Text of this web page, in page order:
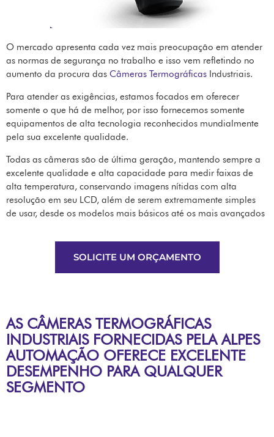
O mercado apresenta cada vez mais preocupação em atender
as normas de segurança no trabalho e isso vem refletindo no
aumento da procura das Câmeras Termográficas Industriais.
Para atender as exigências, estamos focados em oferecer
somente o que há de melhor, por isso fornecemos somente
equipamentos de alta tecnologia reconhecidos mundialmente
pela sua excelente qualidade.
Todas as câmeras são de última geração, mantendo sempre a
excelente qualidade e alta capacidade para medir faixas de
alta temperatura, conservando imagens nítidas com alta
resolução em seu LCD, além de serem extremamente simples
de usar, desde os modelos mais básicos até os mais avançados
SOLICITE UM ORÇAMENTO
AS CÂMERAS TERMOGRÁFICAS
INDUSTRIAIS FORNECIDAS PELA ALPES
AUTOMAÇÃO OFERECE EXCELENTE
DESEMPENHO PARA QUALQUER
SEGMENTO